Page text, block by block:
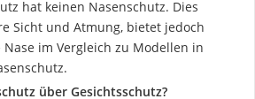
hat keinen Nasenschutz. Dies
Sicht und Atmung, bietet jedoch
im Vergleich zu Modellen in
über Gesichtsschutz?